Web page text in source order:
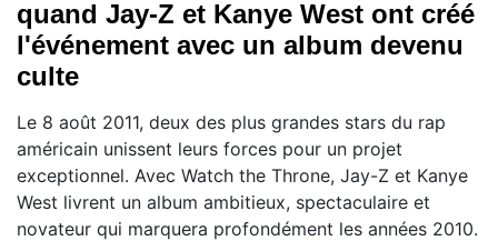
quand Jay-Z et Kanye West ont créé
l'événement avec un album devenu
culte
Le 8 août 2011, deux des plus grandes stars du rap
américain unissent leurs forces pour un projet
exceptionnel. Avec Watch the Throne, Jay-Z et Kanye
West livrent un album ambitieux, spectaculaire et
novateur qui marquera profondément les années 2010.